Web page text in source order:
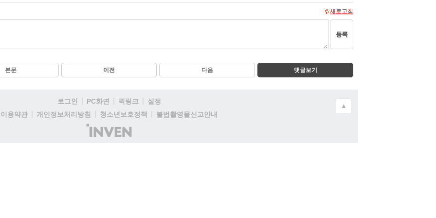
새로고침
등록
본문 이전 다음 댓글보기
로그인 PC화면 퀵링크
설정
이용약관
개인정보처리방침 청소년보호정책
불법촬영물신고안내
(주)
인
▲